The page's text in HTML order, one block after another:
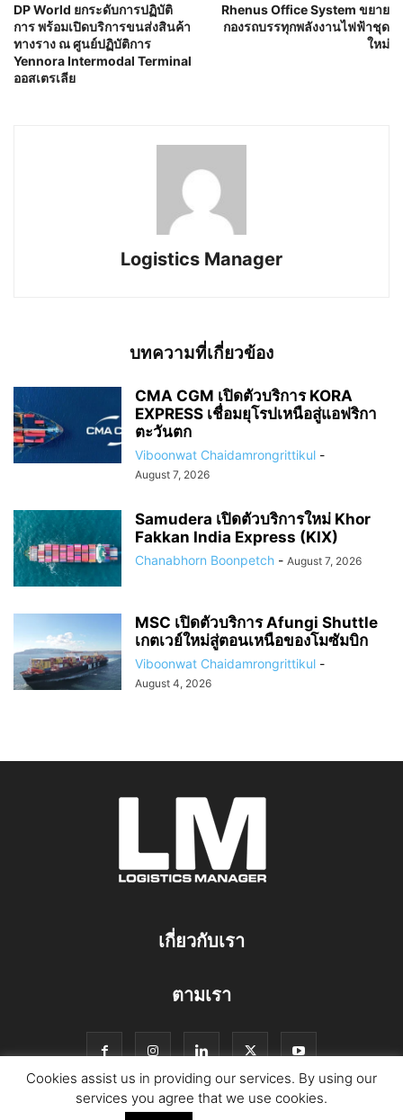
DP World ยกระดับการปฏิบัติ
การ พร้อมเปิดบริการขนส่งสินค้า
ทางราง ณ ศูนย์ปฏิบัติการ
Yennora Intermodal Terminal
ออสเตรเลีย
Rhenus Office System ขยาย
กองรถบรรทุกพลังงานไฟฟ้าชุด
ใหม่
Logistics Manager
บทความที่เกี่ยวข้อง
CMA CGM เปิดตัวบริการ KORA
EXPRESS เชื่อมยุโรปเหนือสู่แอฟริกา
ตะวันตก
Viboonwat Chaidamrongrittikul -
August 7, 2026
Samudera เปิดตัวบริการใหม่ Khor
Fakkan India Express (KIX)
Chanabhorn Boonpetch - August 7, 2026
MSC เปิดตัวบริการ Afungi Shuttle
เกตเวย์ใหม่สู่ตอนเหนือของโมซัมบิก
Viboonwat Chaidamrongrittikul -
August 4, 2026
เกี่ยวกับเรา
ตามเรา
Cookies assist us in providing our services. By using our
services you agree that we use cookies.